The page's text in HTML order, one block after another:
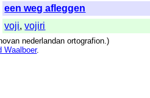
een weg afleggen
voji,vojiri
nederlandan ortografion.)
Waalboer.